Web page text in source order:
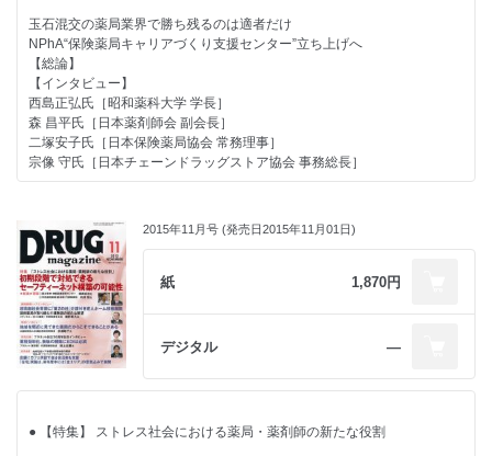
大塚倉庫
大手医薬品卸との物流協業化を開始
サプライチェーン全体の効率化に薬業界の製配販も注目
濵長一彦氏［大塚倉庫 代表取締役社長］
Drug magazine最新号表紙
Drug magazine最新号
健康指導は薬局の新たな事業になり得るのか
岸本一男氏［ケアーズ（大阪府） 代表取締役社長］
● 【特別寄稿】 セルフメディケーション推進税制への期待と展望
新税制「セルフメディケーション推進のための所得控除制度」が誕生
セルフメディケーション推進の強力なドライビングフォース
湯浅 総一郎［日本一般用医薬品連合会 セルフメディケーション実践プロ
ジェクト 政策推進チームリーダー（ロート製薬）］
● 【寄稿】 薬学の故郷・南イタリアからの古くて新しい薬剤師の在り方
薬剤師と薬局は時代の変革に合わせて自ら変わらなくてはならない
単品ではなく処方から見た副作用の発現に注視せよ
自由経済下で生まれる統制経済の矛盾
● 【トピック】
製薬協が初となる「産業ビジョン2025」を策定
■インタビュー：品川区医師会副会長・酒寄 享氏／品川薬剤師会会長・加
藤 肇氏／エーザイ統合マーケティング本部医薬品アクセス推進部ホーム
ケアマーケットリーダーディレクター・小梶卓哉氏
● 【DgS トップインタビュー】
仕上げ段階に入った「都心型Ｂ＆Ｈ＋調剤」のフルスペック業態
独自の都心型拠点戦略で仕掛けるワンストップショッピング
天野信二氏［アマノ（愛知県） 代表取締役社長］
● 【連載】
宮坂佳紀氏［メディカル・テン 代表］
■ Rediscovery in U.S. ～知られざる米国最新流通業界事情
新地昭久氏［RMI 代表］
■ 経営力を強化するための処方箋
金子尚貴氏［税理士法人アフェックス 公認会計士 税理士］
■ Global Report
データモニター社 イアン・ロイド氏
■ ビジネスナビ(203) 櫻井秀勲の世相“解体新書”
“薬業界の秩序ある繁栄”に向け、本誌は今年も深層発信に注力
玉石混交の薬局業界で勝ち残るのは適者だけ
NPhA“保険薬局キャリアづくり支援センター”立ち上げへ
【総論】
【インタビュー】
西島正弘氏［昭和薬科大学 学長］
森 昌平氏［日本薬剤師会 副会長］
二塚安子氏［日本保険薬局協会 常務理事］
宗像 守氏［日本チェーンドラッグストア協会 事務総長］
社会福祉専門学校＆在宅複合施設運営で見せる先見性
脈々と息づく創業者の「キタバイズム」
南 啓二氏［せいき キタバグループ（大阪府） 代表取締役社長］
● 【好評連載】 地域包括ケア参画は薬局存続の要諦
～ VOL.9 東京都大田区「みまーも」（おおた高齢者見守りネットワー
ク）～
企業から協賛金募り継続性を担保
薬樹やファーコスも参画、地域とのつながりで“選ばれる薬局”へ
● 【トピック】 日本ヘルスケア協会が発足会見
● 【連載】
2015年11月号 (発売日2015年11月01日)
紙 1,870円
デジタル ―
● 【特集】 ストレス社会における薬局・薬剤師の新たな役割